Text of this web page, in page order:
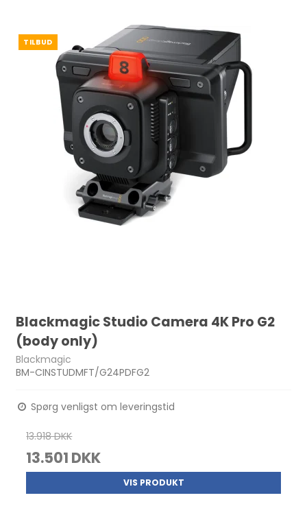
TILBUD
Blackmagic Studio Camera 4K Pro G2
(body only)
Blackmagic
BM-CINSTUDMFT/G24PDFG2
Spørg venligst om leveringstid
13.918 DKK
13.501 DKK
VIS PRODUKT